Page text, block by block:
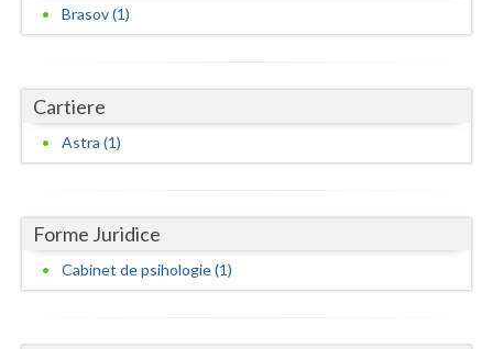
Hunedoara
Iasi
Ilfov
Mehedinti
Mures
Brasov (1)
Cartiere
Astra (1)
Forme Juridice
Cabinet de psihologie (1)